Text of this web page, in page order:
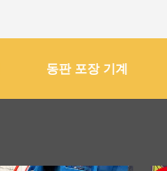
동판 포장 기계